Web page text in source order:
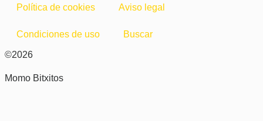
Política de cookies Aviso legal
Condiciones de uso Buscar
©2026
Momo Bitxitos